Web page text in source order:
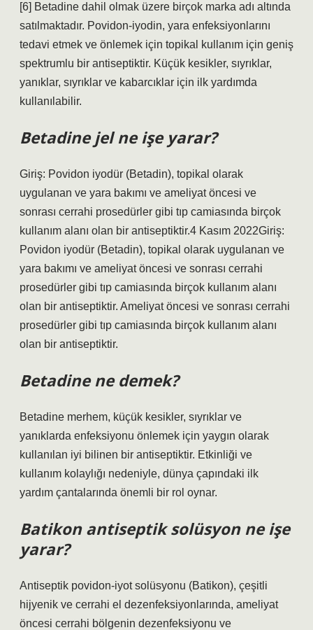
[6] Betadine dahil olmak üzere birçok marka adı altında
satılmaktadır. Povidon-iyodin, yara enfeksiyonlarını
tedavi etmek ve önlemek için topikal kullanım için geniş
spektrumlu bir antiseptiktir. Küçük kesikler, sıyrıklar,
yanıklar, sıyrıklar ve kabarcıklar için ilk yardımda
kullanılabilir.
Betadine jel ne işe yarar?
Giriş: Povidon iyodür (Betadin), topikal olarak
uygulanan ve yara bakımı ve ameliyat öncesi ve
sonrası cerrahi prosedürler gibi tıp camiasında birçok
kullanım alanı olan bir antiseptiktir.4 Kasım 2022Giriş:
Povidon iyodür (Betadin), topikal olarak uygulanan ve
yara bakımı ve ameliyat öncesi ve sonrası cerrahi
prosedürler gibi tıp camiasında birçok kullanım alanı
olan bir antiseptiktir. Ameliyat öncesi ve sonrası cerrahi
prosedürler gibi tıp camiasında birçok kullanım alanı
olan bir antiseptiktir.
Betadine ne demek?
Betadine merhem, küçük kesikler, sıyrıklar ve
yanıklarda enfeksiyonu önlemek için yaygın olarak
kullanılan iyi bilinen bir antiseptiktir. Etkinliği ve
kullanım kolaylığı nedeniyle, dünya çapındaki ilk
yardım çantalarında önemli bir rol oynar.
Batikon antiseptik solüsyon ne işe
yarar?
Antiseptik povidon-iyot solüsyonu (Batikon), çeşitli
hijyenik ve cerrahi el dezenfeksiyonlarında, ameliyat
öncesi cerrahi bölgenin dezenfeksiyonu ve